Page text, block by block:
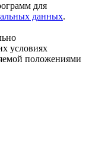
для
данных.
условиях
положениями